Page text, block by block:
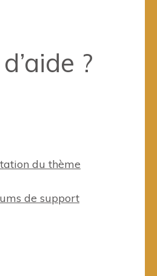
?
du thème
de support